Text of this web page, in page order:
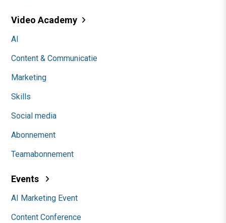
Video Academy
AI
Content & Communicatie
Marketing
Skills
Social media
Abonnement
Teamabonnement
Events
AI Marketing Event
Content Conference